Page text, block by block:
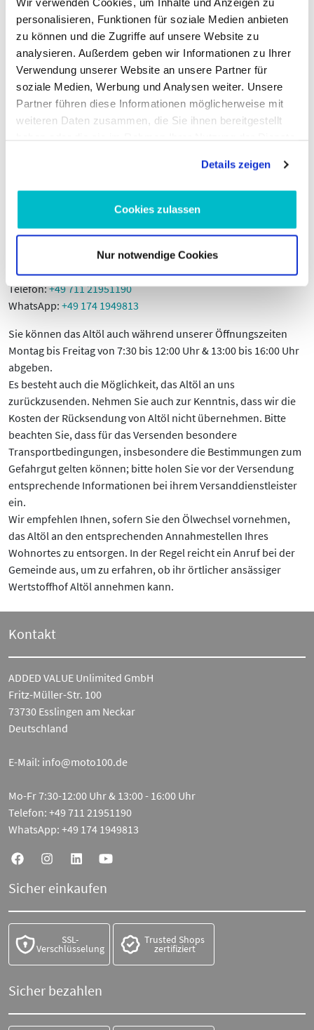
personalisieren, Funktionen für soziale Medien anbieten
zu können und die Zugriffe auf unsere Website zu
analysieren. Außerdem geben wir Informationen zu Ihrer
Verwendung unserer Website an unsere Partner für
soziale Medien, Werbung und Analysen weiter. Unsere
Partner führen diese Informationen möglicherweise mit
weiteren Daten zusammen, die Sie ihnen bereitgestellt
Details zeigen
Cookies zulassen
Nur notwendige Cookies
Altölannahme
Aufgrund der Altölverordnung sind wir bei Abgabe von
Verbrennungsmotorenöl und/oder Getriebeöl verpflichtet,
solches gebrauchtes Öl sowie Ölfilter und die beim Ölwechsel
regelmäßig anfallenden ölhaltige Abfälle (im Folgenden "Altöl")
zurückzunehmen. Unter der nachfolgend genannten Adresse
nehmen wir bis zu der von ihnen gekauften Menge Altöl an:
73730 Esslingen am Neckar
E-Mail:info@moto100.de
Mo-Fr 7:30-12:00 Uhr & 13:00 - 16:00 Uhr
Telefon:+49 711 21951190
WhatsApp: +49 174 1949813
Sie können das Altöl auch während unserer Öffnungszeiten
Montag bis Freitag von 7:30 bis 12:00 Uhr & 13:00 bis 16:00 Uhr
abgeben.
Es besteht auch die Möglichkeit, das Altöl an uns
zurückzusenden. Nehmen Sie auch zur Kenntnis, dass wir die
Kosten der Rücksendung von Altöl nicht übernehmen. Bitte
beachten Sie, dass für das Versenden besondere
Transportbedingungen, insbesondere die Bestimmungen zum
Gefahrgut gelten können; bitte holen Sie vor der Versendung
entsprechende Informationen bei ihrem Versanddienstleister
ein.
Wir empfehlen Ihnen, sofern Sie den Ölwechsel vornehmen,
das Altöl an den entsprechenden Annahmestellen Ihres
Wohnortes zu entsorgen. In der Regel reicht ein Anruf bei der
Gemeinde aus, um zu erfahren, ob ihr örtlicher ansässiger
Wertstoffhof Altöl annehmen kann.
Kontakt
ADDED VALUE Unlimited GmbH
Fritz-Müller-Str. 100
73730 Esslingen am Neckar
Deutschland
E-Mail: info@moto100.de
Mo-Fr 7:30-12:00 Uhr & 13:00 - 16:00 Uhr
Telefon: +49 711 21951190
WhatsApp: +49 174 1949813
Sicher einkaufen
SSL-
Verschlüsselung
Trusted Shops
zertifiziert
Sicher bezahlen